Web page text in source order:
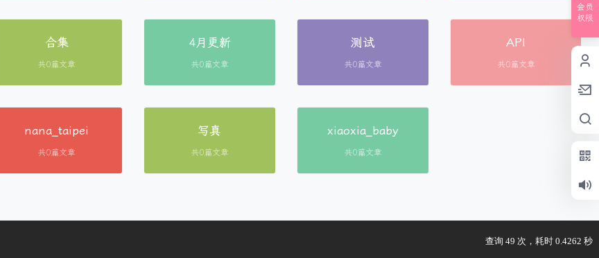
合集
共0篇文章
4月更新
共0篇文章
测试
共0篇文章
API
共0篇文章
nana_taipei
共0篇文章
写真
共0篇文章
xiaoxia_baby
共0篇文章
会员
权限
查询 49 次，耗时 0.4262 秒